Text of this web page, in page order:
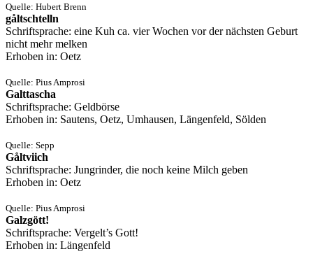
Quelle: Hubert Brenn
gåltschtelln
Schriftsprache: eine Kuh ca. vier Wochen vor der nächsten Geburt
nicht mehr melken
Erhoben in: Oetz
Quelle: Pius Amprosi
Galttascha
Schriftsprache: Geldbörse
Erhoben in: Sautens, Oetz, Umhausen, Längenfeld, Sölden
Quelle: Sepp
Gåltviich
Schriftsprache: Jungrinder, die noch keine Milch geben
Erhoben in: Oetz
Quelle: Pius Amprosi
Galzgött!
Schriftsprache: Vergelt’s Gott!
Erhoben in: Längenfeld